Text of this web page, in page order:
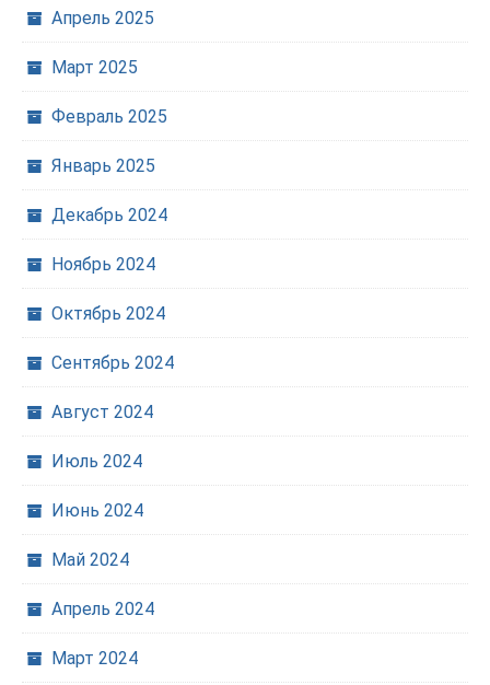
Апрель 2025
Март 2025
Февраль 2025
Январь 2025
Декабрь 2024
Ноябрь 2024
Октябрь 2024
Сентябрь 2024
Август 2024
Июль 2024
Июнь 2024
Май 2024
Апрель 2024
Март 2024